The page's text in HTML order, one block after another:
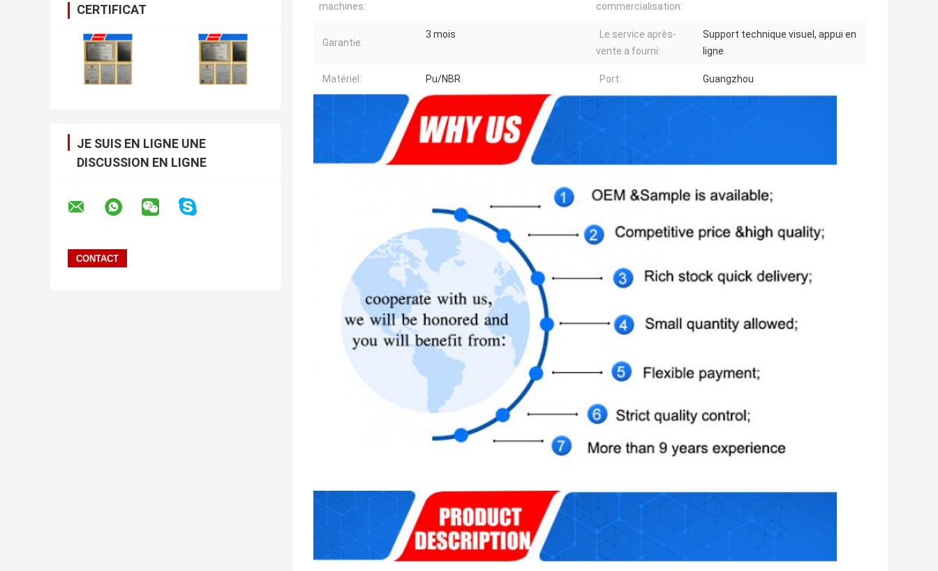
CERTIFICAT
JE SUIS EN LIGNE UNE
DISCUSSION EN LIGNE
machines:
commercialisation:
Garantie:
3 mois
Le service après-
vente a fourni:
Support technique visuel, appui en
ligne
Matériel: Pu/NBR Port: Guangzhou